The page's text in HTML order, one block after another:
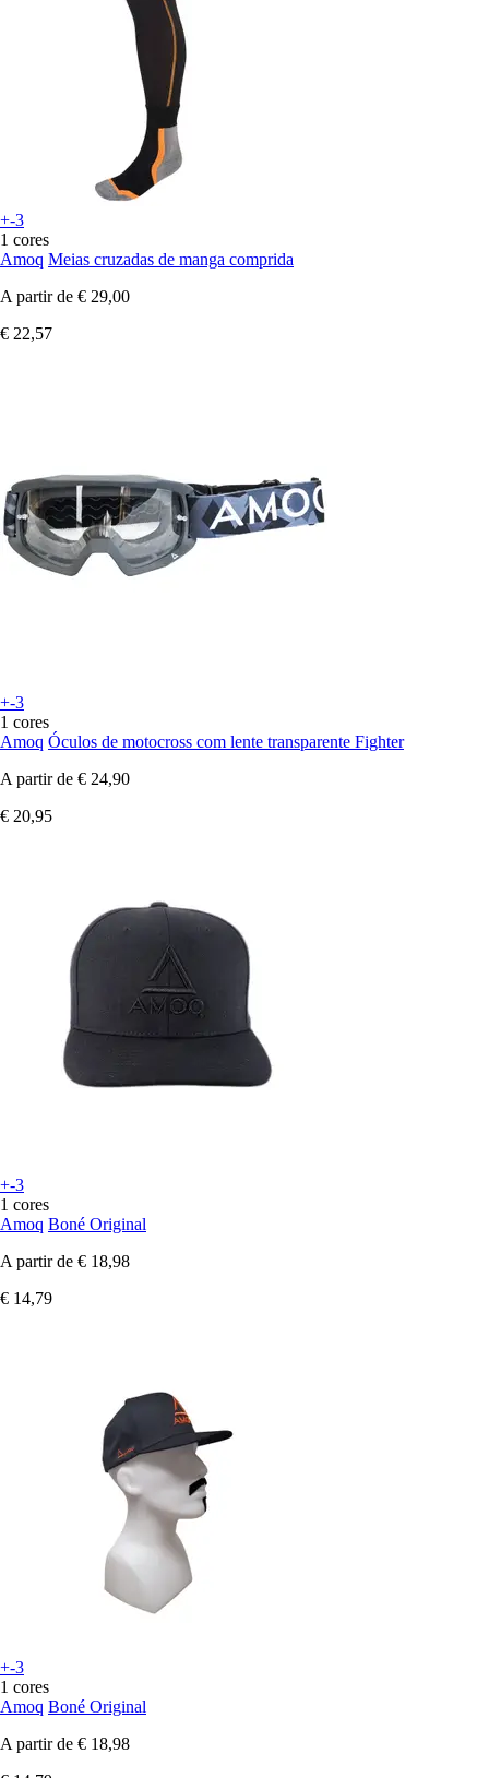
+-3
1 cores
Amoq Meias cruzadas de manga comprida
A partir de € 29,00
€ 22,57
+-3
1 cores
Amoq Óculos de motocross com lente transparente Fighter
A partir de € 24,90
€ 20,95
+-3
1 cores
Amoq Boné Original
A partir de € 18,98
€ 14,79
+-3
1 cores
Amoq Boné Original
A partir de € 18,98